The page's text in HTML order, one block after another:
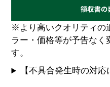
※より高いクオリティの
ラー・価格等が予告なく
す。
【不具合発生時の対応